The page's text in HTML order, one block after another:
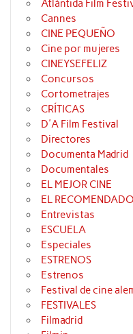
Atlántida Film
Cannes
CINE PEQUEÑO
Cine por mujeres
CINEYSEFELIZ
Concursos
Cortometrajes
CRÍTICAS
D'A Film Festival
Directores
Documenta Madrid
Documentales
EL MEJOR CINE
EL
Entrevistas
ESCUELA
Especiales
ESTRENOS
Estrenos
Festival de cine
FESTIVALES
Filmadrid